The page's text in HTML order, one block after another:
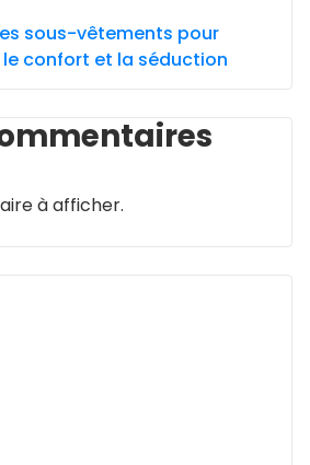
sous-vêtements pour
confort et la séduction
à afficher.